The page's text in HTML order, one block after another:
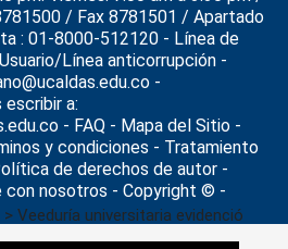
> Veeduría universitaria evidenció
obra del Edificio de Inteligencia
/ Fax 8781501 / Apartado
: 01-8000-512120 - Línea de
Línea anticorrupción -
-
a:
- FAQ - Mapa del Sitio -
y condiciones - Tratamiento
de derechos de autor -
con nosotros - Copyright © -